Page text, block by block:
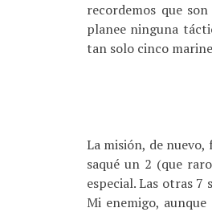
recordemos que
planee ninguna
tan solo cinco
La misión, de nuevo,
saqué un 2 (que
especial. Las otras 7
Mi enemigo,